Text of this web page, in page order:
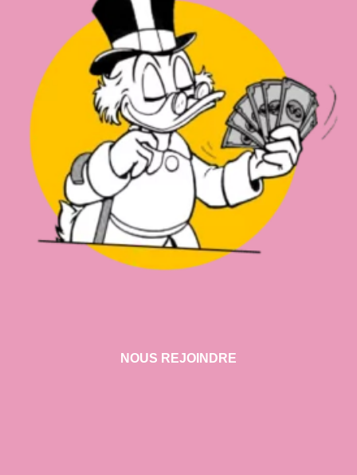
NOUS REJOINDRE